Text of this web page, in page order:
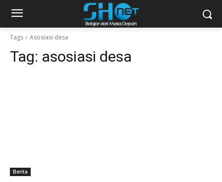
Tags Asosiasi desa
Tag: asosiasi desa
Berita